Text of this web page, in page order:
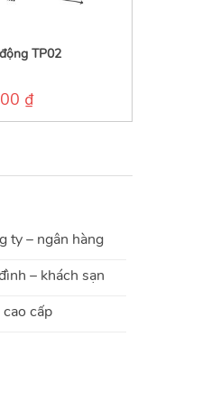
TP02
₫
ty – ngân hàng
– khách sạn
cấp